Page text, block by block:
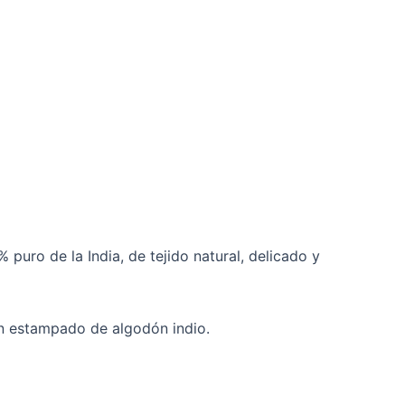
puro de la India, de tejido natural, delicado y
estampado de algodón indio.